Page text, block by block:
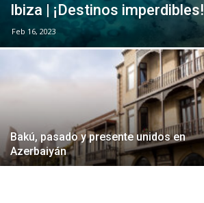
Ibiza | ¡Destinos imperdibles!
Feb 16, 2023
Bakú, pasado y presente unidos en
Azerbaiyán